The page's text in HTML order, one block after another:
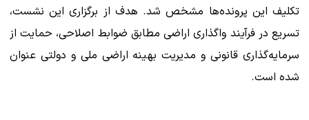
تکلیف این پرونده‌ها مشخص شد. هدف از برگزاری این نشست،
تسریع در فرآیند واگذاری اراضی مطابق ضوابط اصلاحی، حمایت از
سرمایه‌گذاری قانونی و مدیریت بهینه اراضی ملی و دولتی عنوان
شده است.